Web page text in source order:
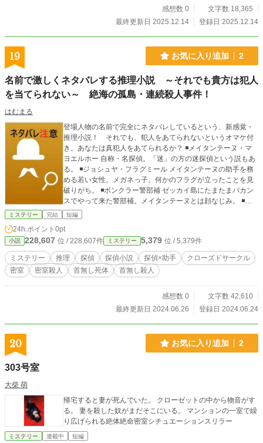
感想数 0
文字数 18,365
最終更新日 2025.12.14
登録日 2025.12.14
19 お気に入り追加 2
名前で激しくネタバレする推理小説 ～それでも貴方は犯人
を当てられない～ 絶海の孤島・連続殺人事件！
はむまる
登場人物の名前で完全にネタバレしているという、新感覚・
推理小説！ それでも、犯人をあてられないというオマケ付
き。あなたは真犯人をあてられるか？ ◾️メイタンテーヌ・マ
ヨエルホー 自称・名探偵。「迷」の方の迷探偵という説もあ
る。 ◾️ジョシュヤ・フラグミール メイタンテーヌの助手を務
める若い女性。メガネっ子。何かのフラグが立ったことを見
破りがち。 ◾️ボンクラー警部補 ゼッカイ島にたまたまバカン
スでやって来た警部補。メイタンテーヌとは顔なじみ。 ◾️ス
グシヌンジャナイ・コヤーツ 一年半前にゼッカイ島に移住し
イ・コヤーツ スグシヌンジャナイの妻。色気がスゴイ。 ◾️ミ
スリード・ヨウイン 美男のエリート弁護士。イロケスゴイと
不倫関係にあると噂されている。 ◾️ユクエ・フメイナル コヤ
ーツ家のパーティに似つかわしくない、みすぼらしい身なり
の旅人。 ◾️ツギノーギ・セイナル 島を訪れていた中年の画
ない。 まったく、あやしくない。 ※作者注：この中に犯人が
ミステリー 完結 短編
24h.ポイント 0pt
小説 228,607 位 / 228,607件 ミステリー 5,379 位 / 5,379件
ミステリー 推理 探偵 探偵小説 探偵×助手
クローズドサークル
密室
密室殺人 首無し死体 首無し殺人
感想数 0
文字数 42,610
最終更新日 2024.06.26
登録日 2024.06.24
20 お気に入り追加 2
303号室
大柴 萌
帰宅すると妻が死んでいた。 クローゼットの中から物音がす
る。 妻を殺した奴がまだそこにいる。 マンションの一室で繰
り広げられる絶体絶命密室シチュエーションスリラー
ミステリー 連載中 短編